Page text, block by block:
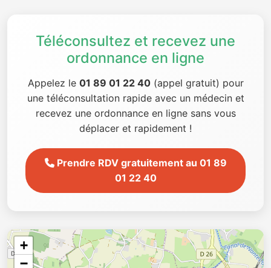
Téléconsultez et recevez une
ordonnance en ligne
Appelez le 01 89 01 22 40(appel gratuit) pour
une téléconsultation rapide avec un médecin et
recevez une ordonnance en ligne sans vous
déplacer et rapidement !
Prendre RDV gratuitement au 01 89
01 22 40
+
−